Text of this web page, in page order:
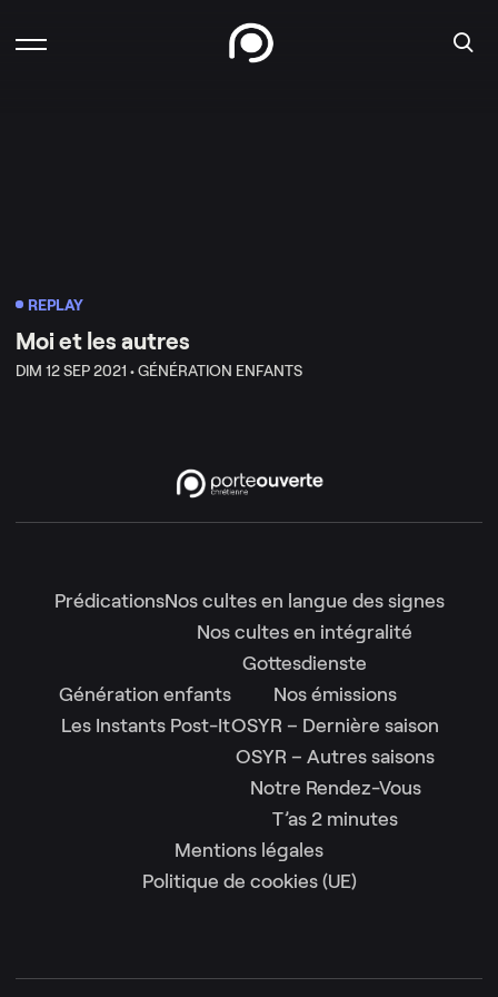
REPLAY
Moi et les autres
DIM 12 SEP 2021 •GÉNÉRATION ENFANTS
PrédicationsNos cultes en langue des signes
Nos cultes en intégralité
Gottesdienste
Génération enfants
Les Instants Post-It
Nos émissions
OSYR – Dernière saison
OSYR – Autres saisons
Notre Rendez-Vous
T’as 2 minutes
Mentions légales
Politique de cookies (UE)